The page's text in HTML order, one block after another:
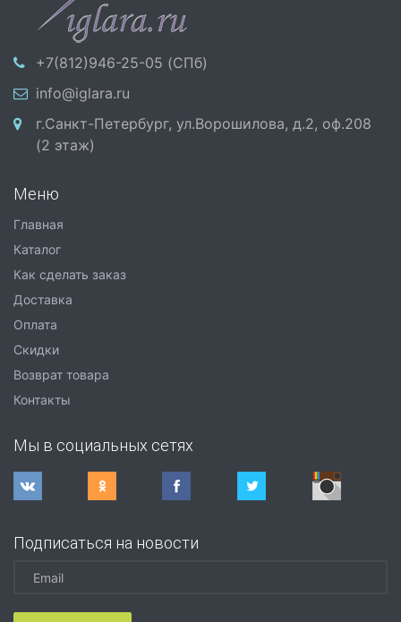
+7(812)946-25-05 (СПб)
info@iglara.ru
г.Санкт-Петербург, ул.Ворошилова, д.2, оф.208
(2 этаж)
Меню
Главная
Каталог
Как сделать заказ
Доставка
Оплата
Скидки
Возврат товара
Контакты
Мы в социальных сетях
Подписаться на новости